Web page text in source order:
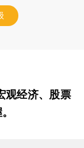
观经济、股票